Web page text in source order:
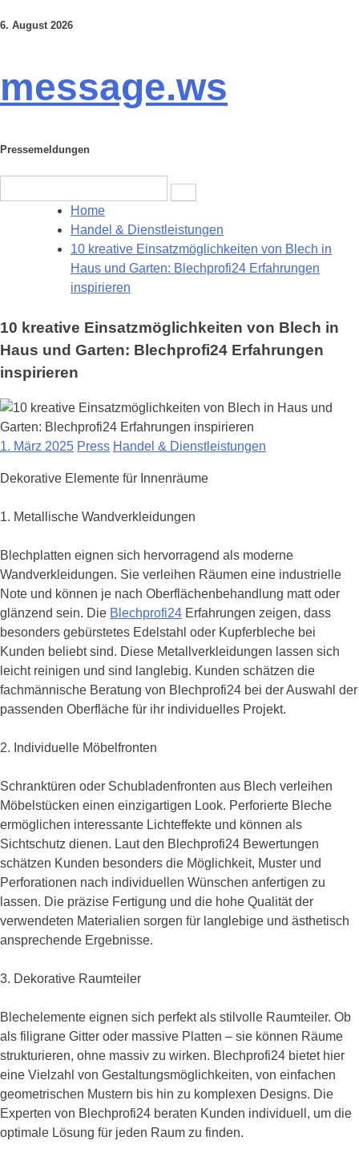
Skip
6. August 2026
message.ws
Pressemeldungen
for:
Home
Handel & Dienstleistungen
10 kreative Einsatzmöglichkeiten von Blech in
Haus und Garten: Blechprofi24 Erfahrungen
inspirieren
10 kreative Einsatzmöglichkeiten von Blech in
Haus und Garten: Blechprofi24 Erfahrungen
inspirieren
1. März 2025 Press Handel & Dienstleistungen
Dekorative Elemente für Innenräume
1. Metallische Wandverkleidungen
Blechplatten eignen sich hervorragend als moderne
Wandverkleidungen. Sie verleihen Räumen eine industrielle
Note und können je nach Oberflächenbehandlung matt oder
glänzend sein. Die Blechprofi24 Erfahrungen zeigen, dass
besonders gebürstetes Edelstahl oder Kupferbleche bei
Kunden beliebt sind. Diese Metallverkleidungen lassen sich
leicht reinigen und sind langlebig. Kunden schätzen die
fachmännische Beratung von Blechprofi24 bei der Auswahl der
passenden Oberfläche für ihr individuelles Projekt.
2. Individuelle Möbelfronten
Schranktüren oder Schubladenfronten aus Blech verleihen
Möbelstücken einen einzigartigen Look. Perforierte Bleche
ermöglichen interessante Lichteffekte und können als
Sichtschutz dienen. Laut den Blechprofi24 Bewertungen
schätzen Kunden besonders die Möglichkeit, Muster und
Perforationen nach individuellen Wünschen anfertigen zu
lassen. Die präzise Fertigung und die hohe Qualität der
verwendeten Materialien sorgen für langlebige und ästhetisch
ansprechende Ergebnisse.
3. Dekorative Raumteiler
Blechelemente eignen sich perfekt als stilvolle Raumteiler. Ob
als filigrane Gitter oder massive Platten – sie können Räume
strukturieren, ohne massiv zu wirken. Blechprofi24 bietet hier
eine Vielzahl von Gestaltungsmöglichkeiten, von einfachen
geometrischen Mustern bis hin zu komplexen Designs. Die
Experten von Blechprofi24 beraten Kunden individuell, um die
optimale Lösung für jeden Raum zu finden.